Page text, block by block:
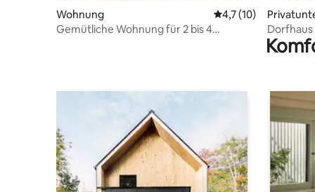
Wohnung Durchschnittliche
4,7 (10)
Gemütliche Wohnung für 2 bis 4
Dorfhaus